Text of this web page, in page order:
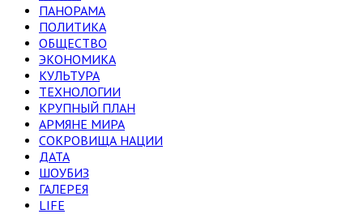
ПАНОРАМА
ПОЛИТИКА
ОБЩЕСТВО
ЭКОНОМИКА
КУЛЬТУРА
ТЕХНОЛОГИИ
КРУПНЫЙ ПЛАН
АРМЯНЕ МИРА
СОКРОВИЩА НАЦИИ
ДАТА
ШОУБИЗ
ГАЛЕРЕЯ
LIFE